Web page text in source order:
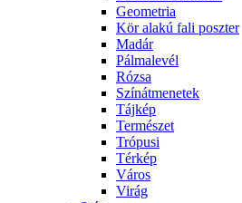
Geometria
Kör alakú fali poszter
Madár
Pálmalevél
Rózsa
Színátmenetek
Tájkép
Természet
Trópusi
Térkép
Város
Virág